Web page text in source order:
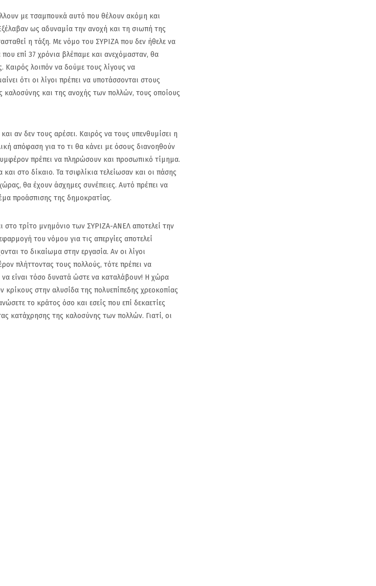
με τσαμπουκά αυτό που θέλουν ακόμη και
ως αδυναμία την ανοχή και τη σιωπή της
η τάξη. Με νόμο του ΣΥΡΙΖΑ που δεν ήθελε να
επί 37 χρόνια βλέπαμε και ανεχόμασταν, θα
Καιρός λοιπόν να δούμε τους λίγους να
ότι οι λίγοι πρέπει να υποτάσσονται στους
καλοσύνης και της ανοχής των πολλών, τους οποίους
δεν τους αρέσει. Καιρός να τους υπενθυμίσει η
απόφαση για το τι θα κάνει με όσους διανοηθούν
πρέπει να πληρώσουν και προσωπικό τίμημα.
στο δίκαιο. Τα τσιφλίκια τελείωσαν και οι πάσης
θα έχουν άσχημες συνέπειες. Αυτό πρέπει να
προάσπισης της δημοκρατίας.
τρίτο μνημόνιο των ΣΥΡΙΖΑ-ΑΝΕΛ αποτελεί την
του νόμου για τις απεργίες αποτελεί
το δικαίωμα στην εργασία. Αν οι λίγοι
πλήττοντας τους πολλούς, τότε πρέπει να
να είναι τόσο δυνατά ώστε να καταλάβουν! Η χώρα
κρίκους στην αλυσίδα της πολυεπίπεδης χρεοκοπίας
το κράτος όσο και εσείς που επί δεκαετίες
κατάχρησης της καλοσύνης των πολλών. Γιατί, οι